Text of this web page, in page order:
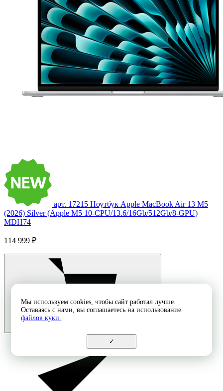
арт. 17215 Ноутбук Apple MacBook Air 13 M5
(2026) Silver (Apple M5 10-CPU/13.6/16Gb/512Gb/8-GPU)
MDH74
114 999 ₽
Мы используем cookies, чтобы сайт работал лучше.
Оставаясь с нами, вы соглашаетесь на использование
файлов куки.
✓